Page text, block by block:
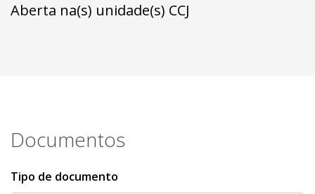
Aberta na(s) unidade(s) CCJ
Documentos
Tipo de documento